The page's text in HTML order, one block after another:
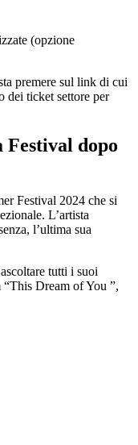
(opzione
premere sul link di cui
dei ticket settore per
dopo
Festival 2024 che si
L’artista
l’ultima sua
tutti i suoi
“This Dream of You ”,